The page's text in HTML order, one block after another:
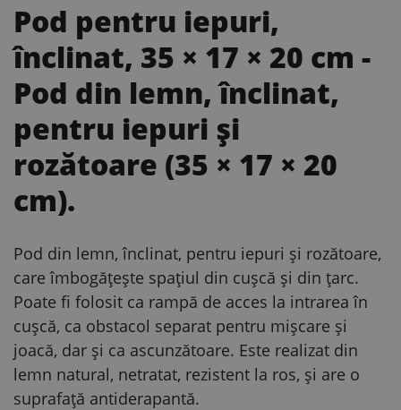
Pod pentru iepuri,
înclinat, 35 × 17 × 20 cm -
Pod din lemn, înclinat,
pentru iepuri și
rozătoare (35 × 17 × 20
cm).
Pod din lemn, înclinat, pentru iepuri și rozătoare,
care îmbogățește spațiul din cușcă și din țarc.
Poate fi folosit ca rampă de acces la intrarea în
cușcă, ca obstacol separat pentru mișcare și
joacă, dar și ca ascunzătoare. Este realizat din
lemn natural, netratat, rezistent la ros, și are o
suprafață antiderapantă.